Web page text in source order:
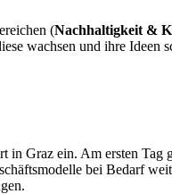
(Nachhaltigkeit &
wachsen und ihre Ideen
Graz ein. Am ersten
bei Bedarf